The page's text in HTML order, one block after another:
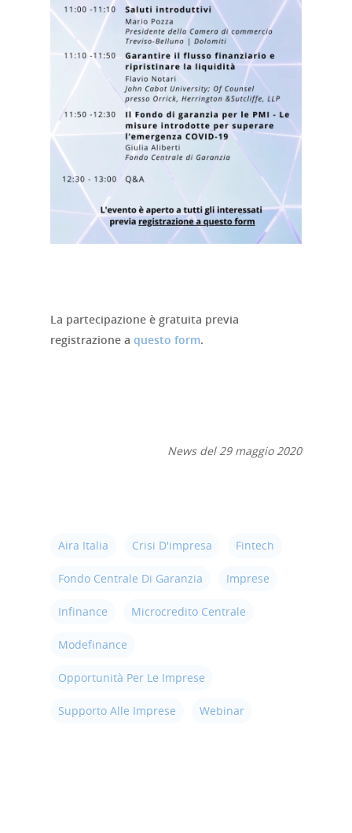
La partecipazione è gratuita previa
registrazione a questo form.
News del 29 maggio 2020
Aira Italia Crisi D'impresa Fintech
Fondo Centrale Di Garanzia Imprese
Infinance Microcredito Centrale
Modefinance
Opportunità Per Le Imprese
Supporto Alle Imprese Webinar
Home
Chi siamo
Strumenti
digitali
Portale Agevolazioni